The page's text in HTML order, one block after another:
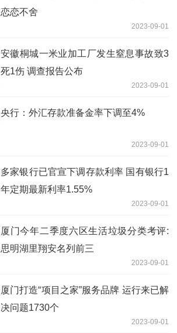
恋恋不舍
2023-09-01
安徽桐城一米业加工厂发生窒息事故致3
死1伤 调查报告公布
2023-09-01
央行：外汇存款准备金率下调至4%
2023-09-01
多家银行已官宣下调存款利率 国有银行1
年定期最新利率1.55%
2023-09-01
厦门今年二季度六区生活垃圾分类考评:
思明湖里翔安名列前三
2023-09-01
厦门打造“项目之家”服务品牌 运行来已解
决问题1730个
2023-09-01